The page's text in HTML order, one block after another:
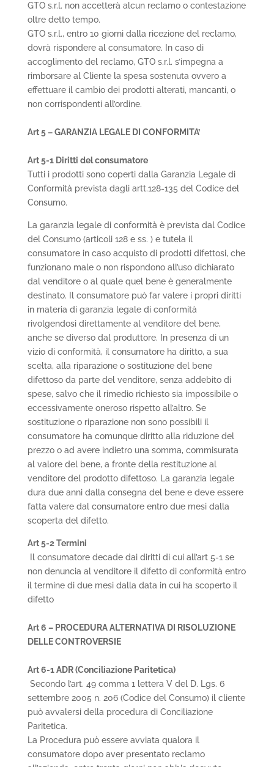
GTO s.r.l. non accetterà alcun reclamo o contestazione
oltre detto tempo.
GTO s.r.l., entro 10 giorni dalla ricezione del reclamo,
dovrà rispondere al consumatore. In caso di
accoglimento del reclamo, GTO s.r.l. s’impegna a
rimborsare al Cliente la spesa sostenuta ovvero a
effettuare il cambio dei prodotti alterati, mancanti, o
non corrispondenti all’ordine.
Art 5 – GARANZIA LEGALE DI CONFORMITA’
Art 5-1 Diritti del consumatore
Tutti i prodotti sono coperti dalla Garanzia Legale di
Conformità prevista dagli artt.128-135 del Codice del
Consumo.
La garanzia legale di conformità è prevista dal Codice
del Consumo (articoli 128 e ss. ) e tutela il
consumatore in caso acquisto di prodotti difettosi, che
funzionano male o non rispondono all’uso dichiarato
dal venditore o al quale quel bene è generalmente
destinato. Il consumatore può far valere i propri diritti
in materia di garanzia legale di conformità
rivolgendosi direttamente al venditore del bene,
anche se diverso dal produttore. In presenza di un
vizio di conformità, il consumatore ha diritto, a sua
scelta, alla riparazione o sostituzione del bene
difettoso da parte del venditore, senza addebito di
spese, salvo che il rimedio richiesto sia impossibile o
eccessivamente oneroso rispetto all’altro. Se
sostituzione o riparazione non sono possibili il
consumatore ha comunque diritto alla riduzione del
prezzo o ad avere indietro una somma, commisurata
al valore del bene, a fronte della restituzione al
venditore del prodotto difettoso. La garanzia legale
dura due anni dalla consegna del bene e deve essere
fatta valere dal consumatore entro due mesi dalla
scoperta del difetto.
Art 5-2 Termini
Il consumatore decade dai diritti di cui all’art 5-1 se
non denuncia al venditore il difetto di conformità entro
il termine di due mesi dalla data in cui ha scoperto il
difetto
Art 6 – PROCEDURA ALTERNATIVA DI RISOLUZIONE
DELLE CONTROVERSIE
Art 6-1 ADR (Conciliazione Paritetica)
Secondo l’art. 49 comma 1 lettera V del D. Lgs. 6
settembre 2005 n. 206 (Codice del Consumo) il cliente
può avvalersi della procedura di Conciliazione
Paritetica.
La Procedura può essere avviata qualora il
consumatore dopo aver presentato reclamo